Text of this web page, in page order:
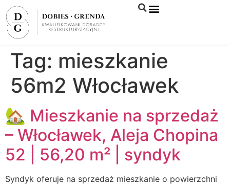
Tag: mieszkanie
56m2 Włocławek
🏡 Mieszkanie na sprzedaż
– Włocławek, Aleja Chopina
52 | 56,20 m² | syndyk
Syndyk oferuje na sprzedaż mieszkanie o powierzchni